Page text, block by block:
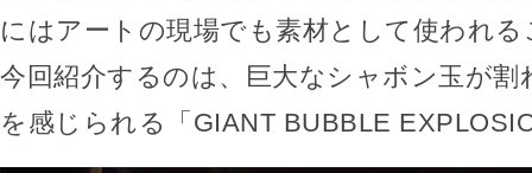
にはアートの現場でも素材として使われ
今回紹介するのは、巨大なシャボン玉が割
を感じられる「GIANT BUBBLE